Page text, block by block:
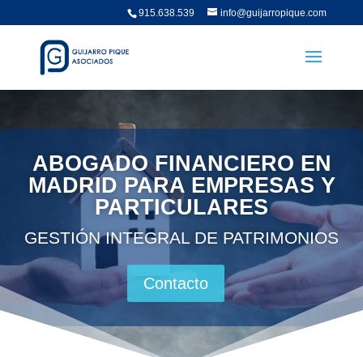
915.638.539 info@guijarropique.com
ABOGADO FINANCIERO EN
MADRID PARA EMPRESAS Y
PARTICULARES
GESTIÓN INTEGRAL DE PATRIMONIOS
Contacto